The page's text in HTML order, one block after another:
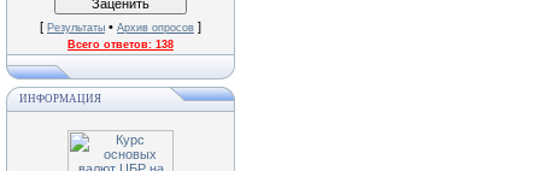
[ Результаты • Архив опросов ]
Всего ответов: 138
ИНФОРМАЦИЯ